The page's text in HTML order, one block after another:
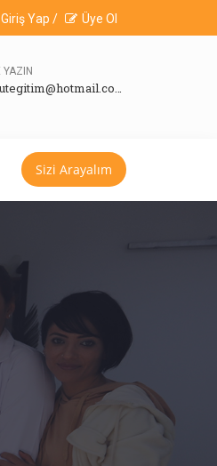
Giriş Yap / Üye Ol
YAZIN
yakutegitim@hotmail.com
Sizi Arayalım